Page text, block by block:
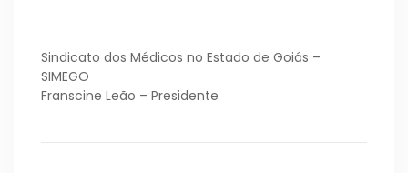
Sindicato dos Médicos no Estado de Goiás –
SIMEGO
Franscine Leão – Presidente